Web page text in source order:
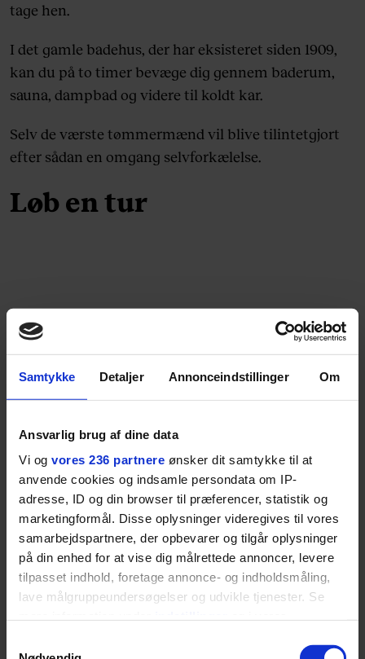
Samtykke Detaljer Annonceindstillinger Om
Ansvarlig brug af dine data
Vi og vores 236 partnere ønsker dit samtykke til at
anvende cookies og indsamle persondata om IP-
adresse, ID og din browser til præferencer, statistik og
marketingformål. Disse oplysninger videregives til vores
samarbejdspartnere, der opbevarer og tilgår oplysninger
på din enhed for at vise dig målrettede annoncer, levere
tilpasset indhold, foretage annonce- og indholdsmåling,
lave målgruppeundersøgelser og udvikle tjenester. Se
tilbage eller ændre indstillinger fra vores
tage hen.
I det gamle badehus, der har eksisteret siden 1909,
kan du på to timer bevæge dig gennem baderum,
sauna, dampbad og videre til koldt kar.
Selv de værste tømmermænd vil blive tilintetgjort
efter sådan en omgang selvforkælelse.
Løb en tur
Nok det mest oplagte forslag, men samtidig også
det, der kræver størst tilløb. Det giver lidt sig selv,
fornyet energi som en løbetur. Som Haruki
Murakami skriver i sin bog ’Hvad jeg taler om, når
jeg taler om at løbe’:
De tanker, jeg får, når jeg løber, er som skyerne på
himlen. De har forskellige former, forskellige
størrelser. De kommer og går, men himlen forbliver
den samme. Skyerne er gæster, som passerer og
forsvinder igen. Kun himlen bliver tilbage. Den både